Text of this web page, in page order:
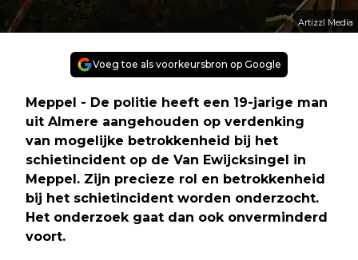
Artizzl Media
Voeg toe als voorkeursbron op Google
Meppel - De politie heeft een 19-jarige man
uit Almere aangehouden op verdenking
van mogelijke betrokkenheid bij het
schietincident op de Van Ewijcksingel in
Meppel. Zijn precieze rol en betrokkenheid
bij het schietincident worden onderzocht.
Het onderzoek gaat dan ook onverminderd
voort.